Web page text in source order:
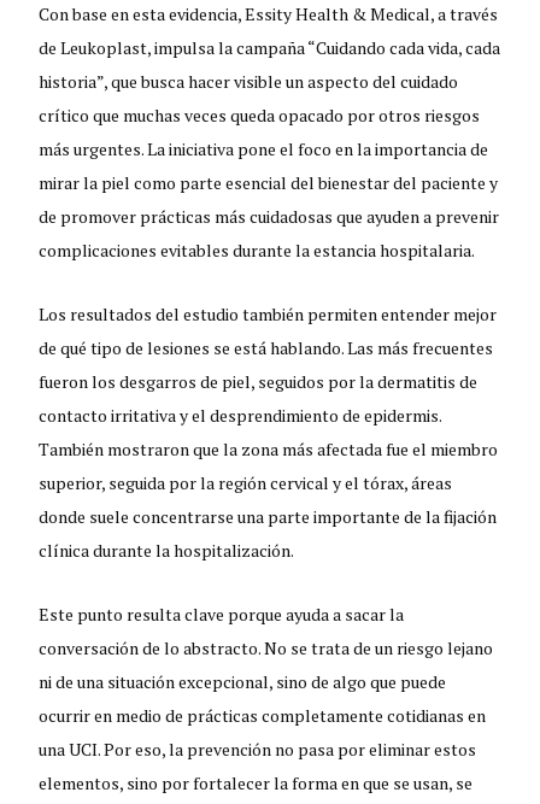
Con base en esta evidencia, Essity Health & Medical, a través
de Leukoplast, impulsa la campaña “Cuidando cada vida, cada
historia”, que busca hacer visible un aspecto del cuidado
crítico que muchas veces queda opacado por otros riesgos
más urgentes. La iniciativa pone el foco en la importancia de
mirar la piel como parte esencial del bienestar del paciente y
de promover prácticas más cuidadosas que ayuden a prevenir
complicaciones evitables durante la estancia hospitalaria.
Los resultados del estudio también permiten entender mejor
de qué tipo de lesiones se está hablando. Las más frecuentes
fueron los desgarros de piel, seguidos por la dermatitis de
contacto irritativa y el desprendimiento de epidermis.
También mostraron que la zona más afectada fue el miembro
superior, seguida por la región cervical y el tórax, áreas
donde suele concentrarse una parte importante de la fijación
clínica durante la hospitalización.
Este punto resulta clave porque ayuda a sacar la
conversación de lo abstracto. No se trata de un riesgo lejano
ni de una situación excepcional, sino de algo que puede
ocurrir en medio de prácticas completamente cotidianas en
una UCI. Por eso, la prevención no pasa por eliminar estos
elementos, sino por fortalecer la forma en que se usan, se